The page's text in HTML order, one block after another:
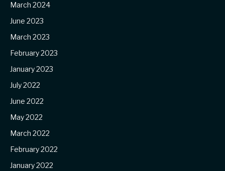
March 2024
June 2023
March 2023
February 2023
January 2023
July 2022
June 2022
May 2022
March 2022
February 2022
January 2022